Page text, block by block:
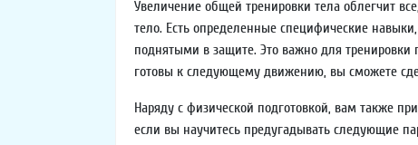
Увеличение общей тренировки тела облегчит
тело. Есть определенные специфические
поднятыми в защите. Это важно для тренировки
готовы к следующему движению, вы сможете
Наряду с физической подготовкой, вам также
если вы научитесь предугадывать следующие